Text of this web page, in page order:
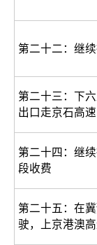
第二十二：继
第二十三：下
出口走京石高
第二十四：继
段收费
第二十五：在
驶，上京港澳